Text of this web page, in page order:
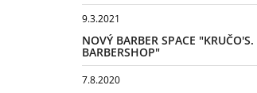
9.3.2021
NOVÝ BARBER SPACE "KRUČO'S.
BARBERSHOP"
7.8.2020